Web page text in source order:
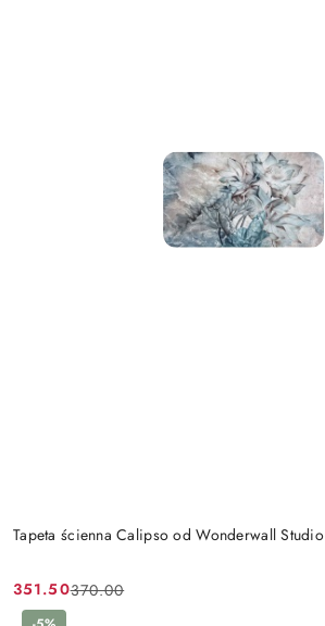
Tapeta ścienna Calipso od Wonderwall Studio
Cena
351.50
Cena
370.00